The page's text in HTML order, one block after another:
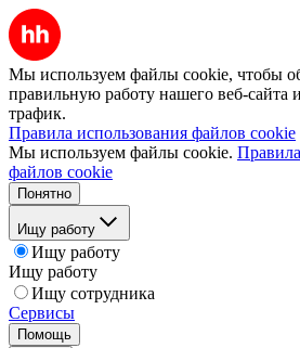
Мы используем файлы cookie, чтобы
правильную работу нашего веб-сайта
трафик.
Правила использования файлов cookie
Мы используем файлы cookie.
файлов cookie
Понятно
Ищу работу
Ищу работу
Ищу работу
Ищу сотрудника
Сервисы
Помощь